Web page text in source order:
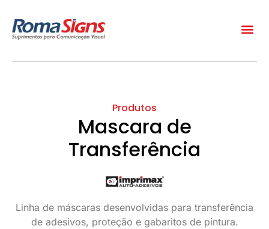
Produtos
Mascara de
Transferência
Linha de máscaras desenvolvidas para transferência
de adesivos, proteção e gabaritos de pintura.